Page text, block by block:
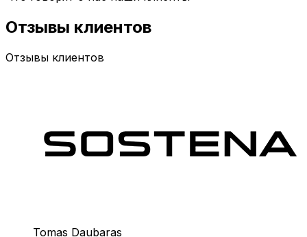
Отзывы клиентов
Отзывы клиентов
Tomas Daubaras